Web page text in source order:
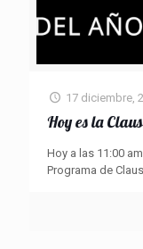
17 diciembre,
Hoy es la
Hoy a las 11:00
Programa de